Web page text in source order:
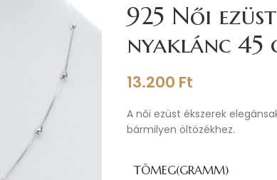
925 Női
nyaklánc 45
13.200 Ft
A női ezüst ékszerek
bármilyen öltözékhez.
TÖMEG(GRAMM)